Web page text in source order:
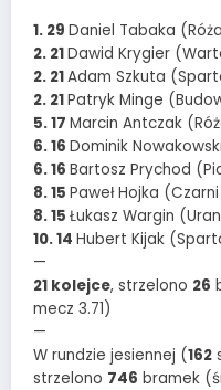
1. 29 Daniel Tabaka
2. 21Dawid Krygier
2. 21Adam Szkuta
2. 21Patryk Minge
5. 17 Marcin Antczak
6. 16 Dominik
6. 16 Bartosz Prychod
8. 15 Paweł Hojka
8. 15 Łukasz Wargin
10. 14 Hubert Kijak
—
21 kolejce, strzelono 26
mecz 3.71)
—
W rundzie jesiennej (162
strzelono 746 bramek